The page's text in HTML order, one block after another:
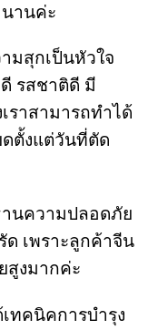
านค่ะ
มสุกเป็นหัวใจ
รสชาติดี มี
ราสามารถทำได้
ดตั้งแต่วันที่ตัด
นความปลอดภัย
ด เพราะลูกค้าจีน
สูงมากค่ะ
ทคนิคการบำรุง